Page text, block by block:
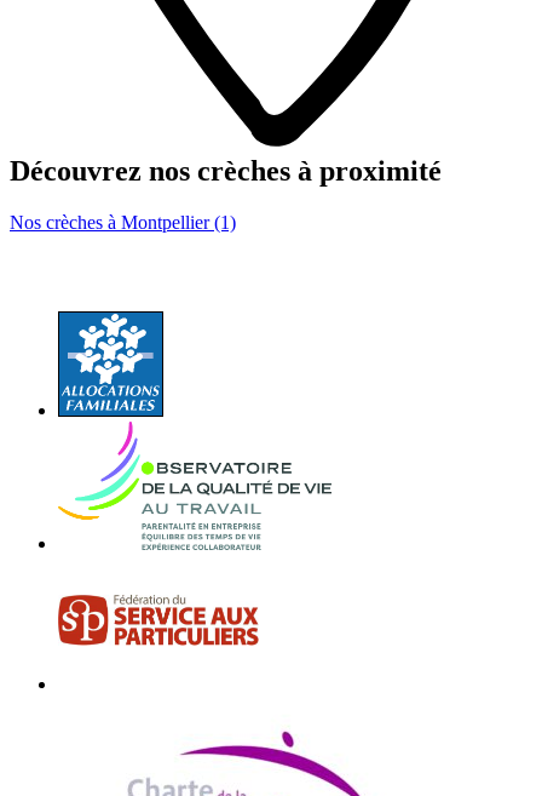
Découvrez nos crèches à proximité
Nos crèches à Montpellier (1)